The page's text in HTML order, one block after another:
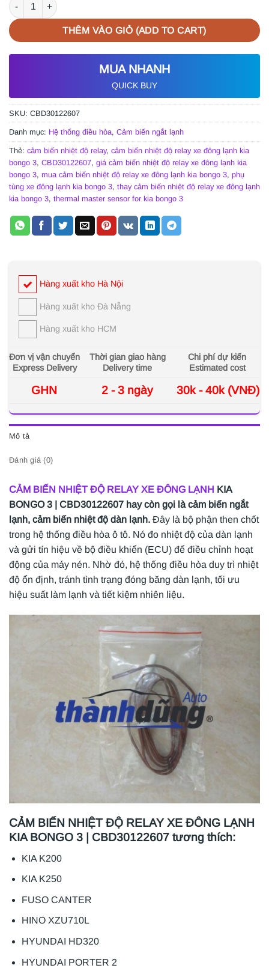
THÊM VÀO GIỎ (ADD TO CART)
MUA NHANH
QUICK BUY
SKU: CBD30122607
Danh mục: Hệ thống điều hòa, Cảm biến ngắt lạnh
Thẻ: cảm biến nhiệt độ relay, cảm biến nhiệt độ relay xe đông lạnh kia
bongo 3, CBD30122607, giá cảm biến nhiệt độ relay xe đông lạnh kia
bongo 3, mua cảm biến nhiệt độ relay xe đông lạnh kia bongo 3, phụ
tùng xe đông lạnh kia bongo 3, thay cảm biến nhiệt độ relay xe đông lạnh
kia bongo 3, thermal master sensor for kia bongo 3
Hàng xuất kho Hà Nội
Hàng xuất kho Đà Nẵng
Hàng xuất kho HCM
Đơn vị vận chuyển
Express Delivery
Thời gian giao hàng
Delivery time
Chi phí dự kiến
Estimated cost
GHN 2 - 3 ngày 30k - 40k (VNĐ)
Mô tả
Đánh giá (0)
CẢM BIẾN NHIỆT ĐỘ RELAY XE ĐÔNG LẠNH KIA
BONGO 3 | CBD30122607 hay còn gọi là cảm biến ngắt
lạnh, cảm biến nhiệt độ dàn lạnh. Đây là bộ phận then chốt
trong hệ thống điều hòa ô tô. Nó đo nhiệt độ của dàn lạnh
và gửi tín hiệu về bộ điều khiển (ECU) để điều chỉnh hoạt
động của máy nén. Nhờ đó, hệ thống điều hòa duy trì nhiệt
độ ổn định, tránh tình trạng đóng băng dàn lạnh, tối ưu
hiệu suất làm lạnh và tiết kiệm nhiên liệu.
CẢM BIẾN NHIỆT ĐỘ RELAY XE ĐÔNG LẠNH
KIA BONGO 3 | CBD30122607 tương thích:
KIA K200
KIA K250
FUSO CANTER
HINO XZU710L
HYUNDAI HD320
HYUNDAI PORTER 2